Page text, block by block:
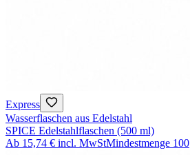
Express
Wasserflaschen aus Edelstahl
SPICE Edelstahlflaschen (500 ml)
Ab 15,74 € incl. MwStMindestmenge 100